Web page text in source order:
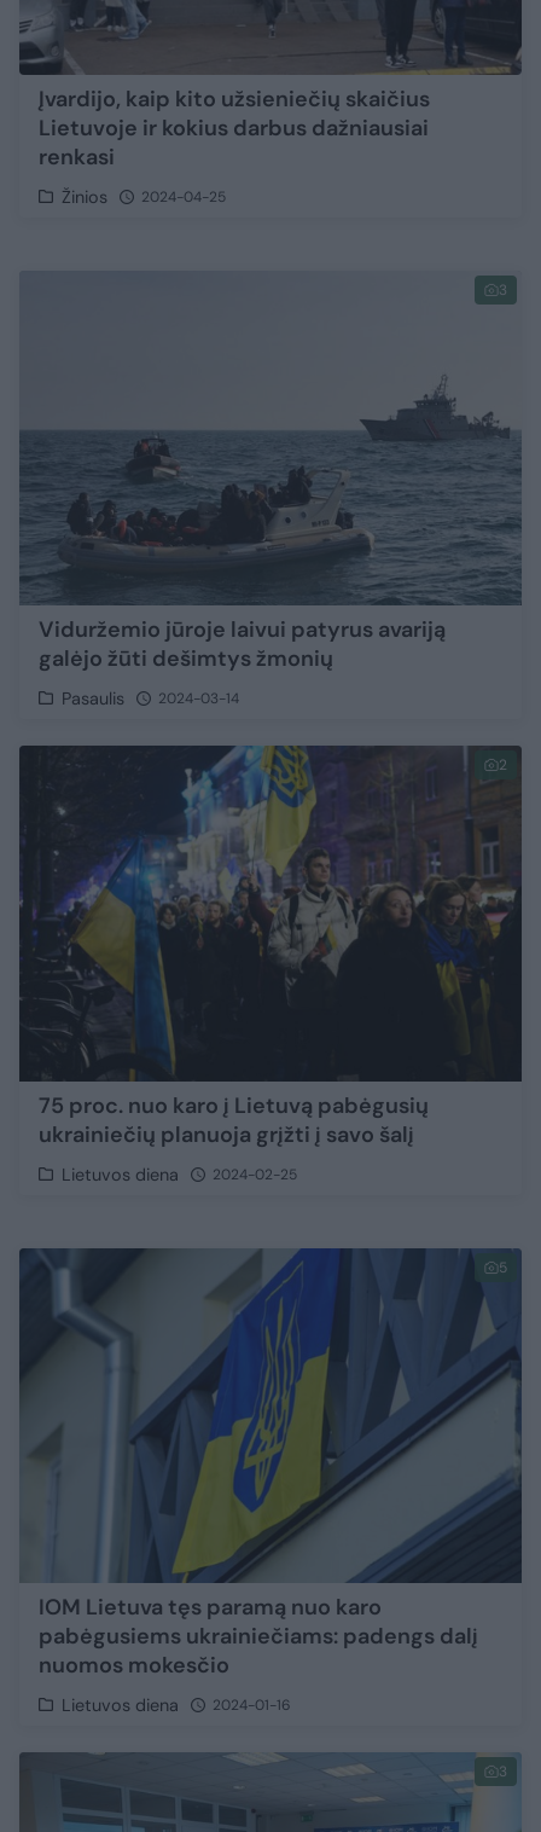
Įvardijo, kaip kito užsieniečių skaičius
Lietuvoje ir kokius darbus dažniausiai
renkasi
Žinios 2024-04-25
3
Viduržemio jūroje laivui patyrus avariją
galėjo žūti dešimtys žmonių
Pasaulis 2024-03-14
2
75 proc. nuo karo į Lietuvą pabėgusių
ukrainiečių planuoja grįžti į savo šalį
Lietuvos diena 2024-02-25
5
IOM Lietuva tęs paramą nuo karo
pabėgusiems ukrainiečiams: padengs dalį
nuomos mokesčio
Lietuvos diena 2024-01-16
3